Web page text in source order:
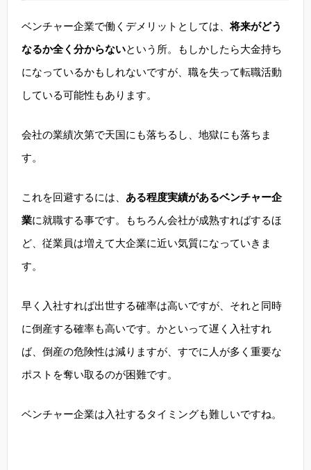
ベンチャー企業で働くデメリットとしては、将来がどう
なるか全く分からないという所。もしかしたら大金持ち
になっているかもしれないですが、職を失って転職活動
している可能性もあります。
会社の業績次第で天国にも落ちるし、地獄にも落ちま
す。
これを回避するには、 ある程度実績があるベンチャー企
業に就職する事です。もちろん会社が成熟すればするほ
ど、従業員は増えて大企業に近い気質になっていきま
す。
早く入社すれば出世する確率は高いですが、それと同時
に倒産する確率も高いです。かといって遅く入社すれ
ば、倒産の危険性は減りますが、すでに人が多く重要な
ポストを奪い取るのが困難です。
ベンチャー企業は入社するタイミングも難しいですね。